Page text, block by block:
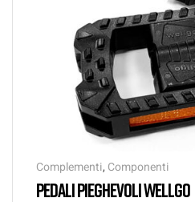
Complementi, Componenti
PEDALI PIEGHEVOLI WELLGO